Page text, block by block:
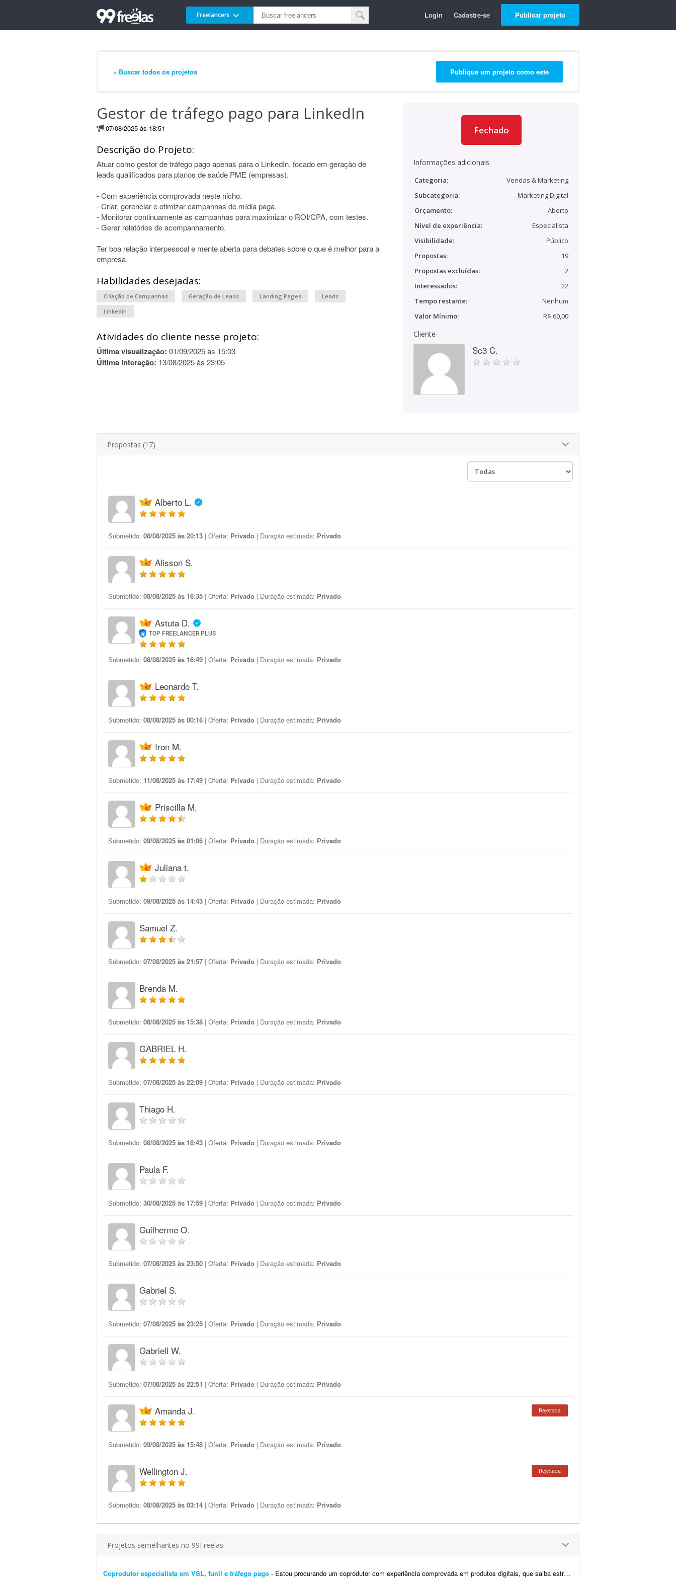
Freelancers Login Cadastre-se Publicar projeto
« Buscar todos os projetos Publique um projeto como este
Gestor de tráfego pago para LinkedIn
07/08/2025 às 18:51
Descrição do Projeto:
Atuar como gestor de tráfego pago apenas para o LinkedIn, focado em geração de
leads qualificados para planos de saúde PME (empresas).
- Com experiência comprovada neste nicho.
- Criar, gerenciar e otimizar campanhas de mídia paga.
- Monitorar continuamente as campanhas para maximizar o ROI/CPA, com testes.
- Gerar relatórios de acompanhamento.
Ter boa relação interpessoal e mente aberta para debates sobre o que é melhor para a
empresa.
Habilidades desejadas:
Criação de Campanhas Geração de Leads Landing Pages
Leads
Linkedin
Atividades do cliente nesse projeto:
Última visualização: 01/09/2025 às 15:03
Última interação: 13/08/2025 às 23:05
Fechado
Informações adicionais
Categoria:
Vendas & Marketing
Subcategoria:
Marketing Digital
Orçamento:
Aberto
Nível de experiência:
Especialista
Visibilidade:
Público
Propostas:
19
Propostas excluídas:
2
Interessados:
22
Tempo restante:
Nenhum
Valor Mínimo:
R$ 60,00
Cliente
Sc3 C.
Propostas (17)
Alberto L.
Submetido: 08/08/2025 às 20:13 | Oferta: Privado | Duração estimada: Privado
Alisson S.
Submetido: 08/08/2025 às 16:35 | Oferta: Privado | Duração estimada: Privado
Astuta D.
TOP FREELANCER PLUS
Submetido: 08/08/2025 às 16:49 | Oferta: Privado | Duração estimada: Privado
Leonardo T.
Submetido: 08/08/2025 às 00:16 | Oferta: Privado | Duração estimada: Privado
Iron M.
Submetido: 11/08/2025 às 17:49 | Oferta: Privado | Duração estimada: Privado
Priscilla M.
Submetido: 09/08/2025 às 01:06 | Oferta: Privado | Duração estimada: Privado
Juliana t.
Submetido: 09/08/2025 às 14:43 | Oferta: Privado | Duração estimada: Privado
Samuel Z.
Submetido: 07/08/2025 às 21:57 | Oferta: Privado | Duração estimada: Privado
Brenda M.
Submetido: 08/08/2025 às 15:38 | Oferta: Privado | Duração estimada: Privado
GABRIEL H.
Submetido: 07/08/2025 às 22:09 | Oferta: Privado | Duração estimada: Privado
Thiago H.
Submetido: 08/08/2025 às 18:43 | Oferta: Privado | Duração estimada: Privado
Paula F.
Submetido: 30/08/2025 às 17:59 | Oferta: Privado | Duração estimada: Privado
Guilherme O.
Submetido: 07/08/2025 às 23:50 | Oferta: Privado | Duração estimada: Privado
Gabriel S.
Submetido: 07/08/2025 às 23:25 | Oferta: Privado | Duração estimada: Privado
Gabriell W.
Submetido: 07/08/2025 às 22:51 | Oferta: Privado | Duração estimada: Privado
Amanda J. Rejeitada
Submetido: 09/08/2025 às 15:48 | Oferta: Privado | Duração estimada: Privado
Wellington J. Rejeitada
Submetido: 08/08/2025 às 03:14 | Oferta: Privado | Duração estimada: Privado
Projetos semelhantes no 99Freelas
Coprodutor especialista em VSL, funil e tráfego pago - Estou procurando um coprodutor com experiência comprovada em produtos digitais, que saiba estruturar e colocar para funcionar um funil de vendas completo - do anúncio até a comp...